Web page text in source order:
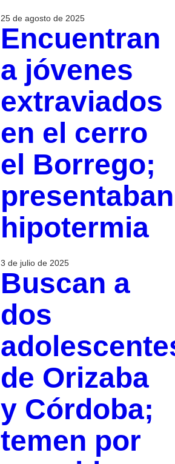
25 de agosto de 2025
Encuentran
a jóvenes
extraviados
en el cerro
el Borrego;
presentaban
hipotermia
3 de julio de 2025
Buscan a
dos
de Orizaba
y Córdoba;
temen por